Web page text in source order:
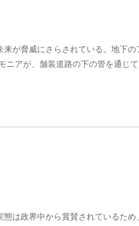
が脅威にさらされている。地下の
アが、舗装道路の下の管を通じ
は政界中から賞賛されているため